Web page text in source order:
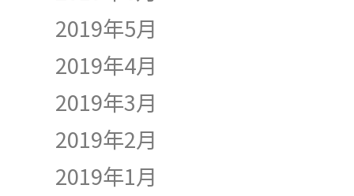
2019年5月
2019年4月
2019年3月
2019年2月
2019年1月